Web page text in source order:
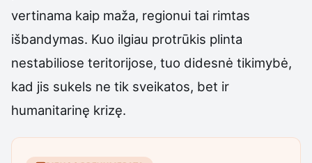
vertinama kaip maža, regionui tai rimtas
išbandymas. Kuo ilgiau protrūkis plinta
nestabiliose teritorijose, tuo didesnė tikimybė,
kad jis sukels ne tik sveikatos, bet ir
humanitarinę krizę.